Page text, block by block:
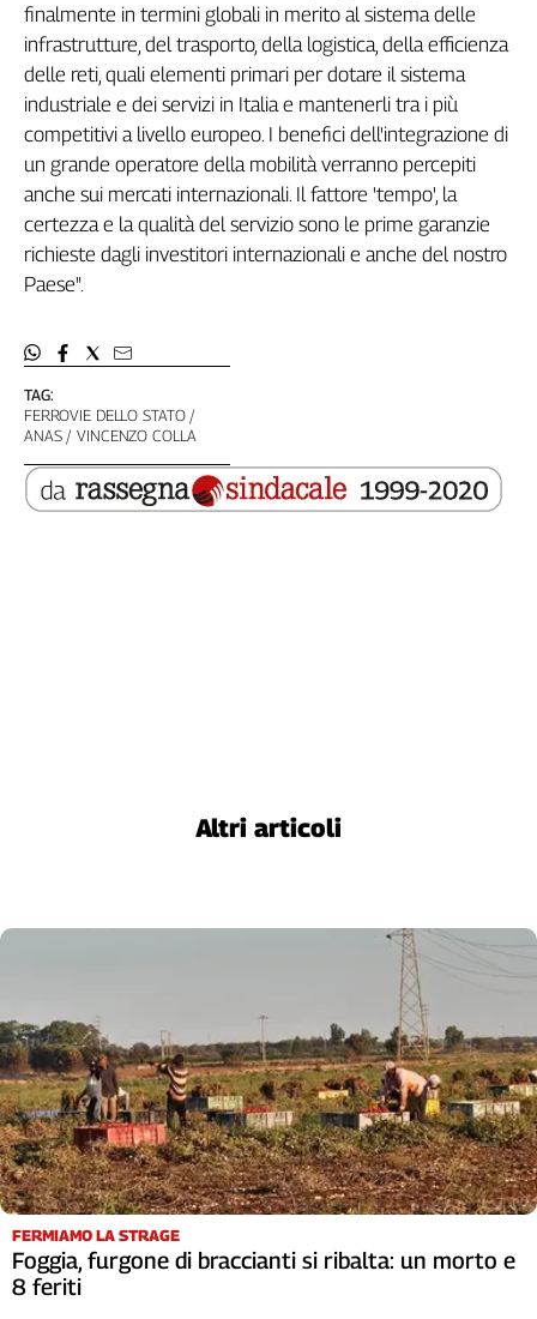
Collettiva
Play
Rubriche
Collettiva
Talk
La
settimana
Collettiva
Girasoli
Il
Economica
Tech
It
Easy
Inserti
Adige
Basilicata
Calabria
Campania
Emilia-
Romagna
Friuli
Venezia
Giulia
Lazio
TAG:
FERROVIE DELLO STATO
ANAS
VINCENZO COLLA
finalmente in termini globali in merito al sistema delle
infrastrutture, del trasporto, della logistica, della efficienza
delle reti, quali elementi primari per dotare il sistema
industriale e dei servizi in Italia e mantenerli tra i più
competitivi a livello europeo. I benefici dell'integrazione di
un grande operatore della mobilità verranno percepiti
anche sui mercati internazionali. Il fattore 'tempo', la
certezza e la qualità del servizio sono le prime garanzie
richieste dagli investitori internazionali e anche del nostro
Paese".
Altri articoli
FERMIAMO LA STRAGE
Foggia, furgone di braccianti si ribalta: un morto e
8 feriti